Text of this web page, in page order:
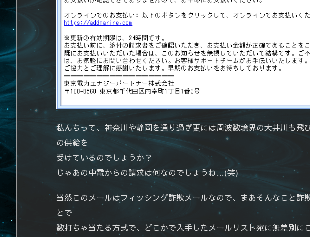
私んちって、神奈川や静岡を通り過ぎ更には周波数境界の大井川も飛
の供給を
受けているのでしょうか？
じゃあの中電からの請求は何なのでしょうね…(笑)
当然このメールはフィッシング詐欺メールなので、まあそんなこと詐
とで
数打ちゃ当たる方式で、どこかで入手したメールリスト宛に無差別に